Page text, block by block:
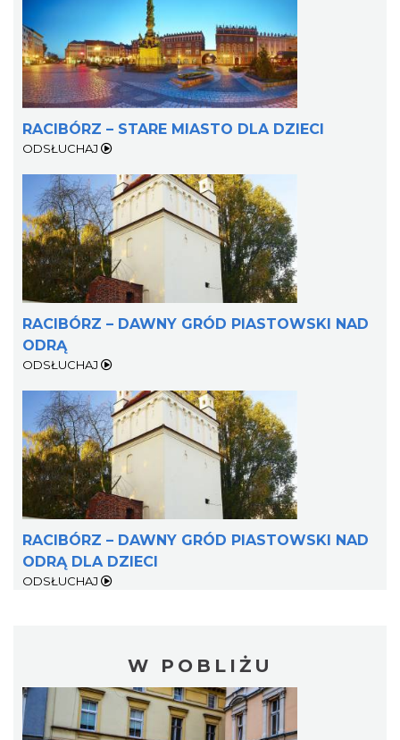
RACIBÓRZ – STARE MIASTO DLA DZIECI
ODSŁUCHAJ
RACIBÓRZ – DAWNY GRÓD PIASTOWSKI NAD
ODRĄ
ODSŁUCHAJ
RACIBÓRZ – DAWNY GRÓD PIASTOWSKI NAD
ODRĄ DLA DZIECI
ODSŁUCHAJ
W POBLIŻU